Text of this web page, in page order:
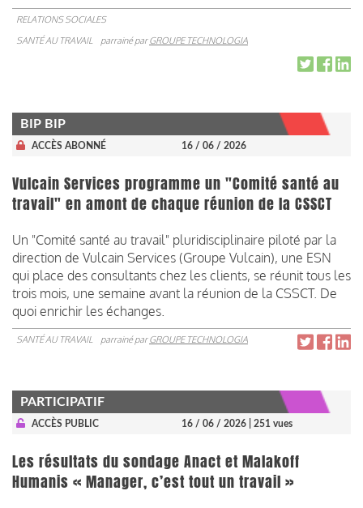
RELATIONS SOCIALES
SANTÉ AU TRAVAIL
parrainé parGROUPE TECHNOLOGIA
BIP BIP
ACCÈS ABONNÉ 16 / 06 / 2026
Vulcain Services programme un "Comité santé au
travail" en amont de chaque réunion de la CSSCT
Un "Comité santé au travail" pluridisciplinaire piloté par la
direction de Vulcain Services (Groupe Vulcain), une ESN
qui place des consultants chez les clients, se réunit tous les
trois mois, une semaine avant la réunion de la CSSCT. De
quoi enrichir les échanges.
SANTÉ AU TRAVAIL parrainé parGROUPE TECHNOLOGIA
PARTICIPATIF
ACCÈS PUBLIC 16 / 06 / 2026 | 251 vues
Les résultats du sondage Anact et Malakoff
Humanis « Manager, c’est tout un travail »